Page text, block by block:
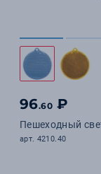
96.60 ₽
Пешеходный
арт. 4210.40